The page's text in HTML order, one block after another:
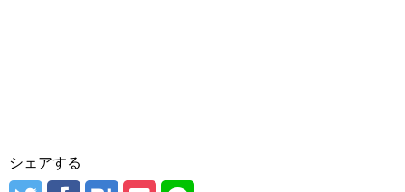
シェアする